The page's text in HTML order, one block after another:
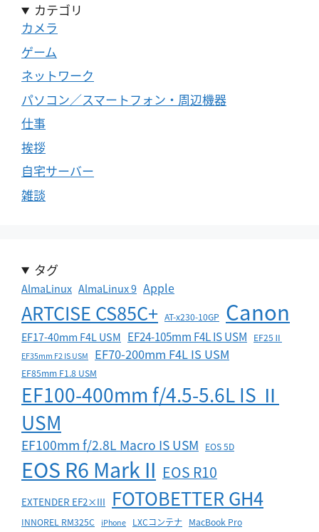
カテゴリ
カメラ
ゲーム
ネットワーク
パソコン／スマートフォン・周辺機器
仕事
挨拶
自宅サーバー
雑談
タグ
AlmaLinux AlmaLinux 9 Apple
ARTCISE CS85C+ AT-x230-10GP Canon
EF17-40mm F4L USM EF24-105mm F4L IS USM EF25Ⅱ
EF35mm F2 IS USM EF70-200mm F4L IS USM
EF85mm F1.8 USM
EF100-400mm f/4.5-5.6L IS Ⅱ
USM
EF100mm f/2.8L Macro IS USM EOS 5D
EOS R6 Mark II EOS R10
EXTENDER EF2×III FOTOBETTER GH4
INNOREL RM325C iPhone LXCコンテナ MacBook Pro